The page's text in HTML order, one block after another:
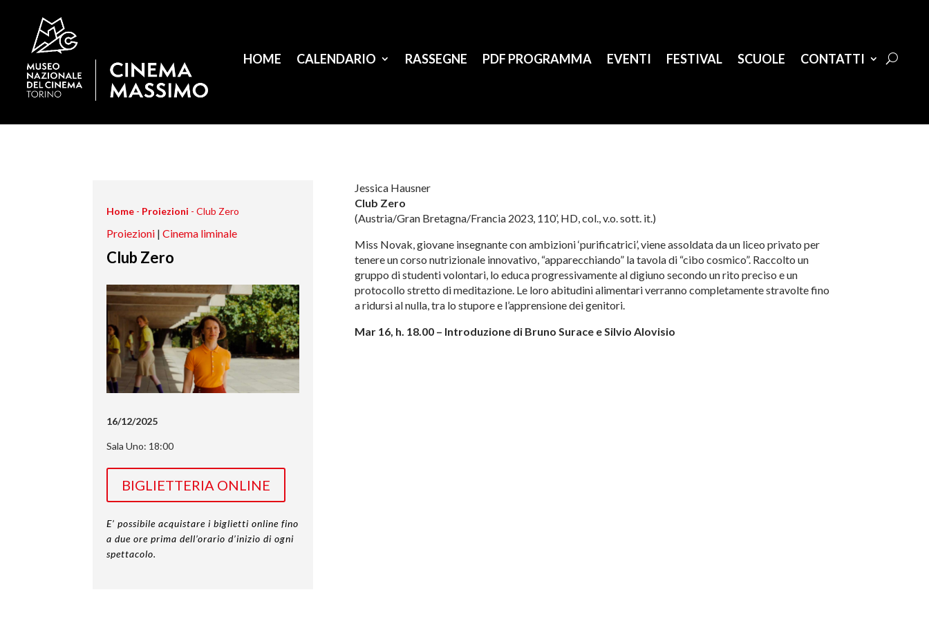
HOME CALENDARIO RASSEGNE PDF PROGRAMMA EVENTI FESTIVAL SCUOLE CONTATTI
Home - Proiezioni -Club Zero
Proiezioni |Cinema liminale
Club Zero
16/12/2025
Sala Uno: 18:00
BIGLIETTERIA ONLINE
E’ possibile acquistare i biglietti online fino
a due ore prima dell’orario d’inizio di ogni
spettacolo.
Jessica Hausner
Club Zero
(Austria/Gran Bretagna/Francia 2023, 110’, HD, col., v.o. sott. it.)
Miss Novak, giovane insegnante con ambizioni ‘purificatrici’, viene assoldata da un liceo privato per
tenere un corso nutrizionale innovativo, “apparecchiando” la tavola di “cibo cosmico”. Raccolto un
gruppo di studenti volontari, lo educa progressivamente al digiuno secondo un rito preciso e un
protocollo stretto di meditazione. Le loro abitudini alimentari verranno completamente stravolte fino
a ridursi al nulla, tra lo stupore e l’apprensione dei genitori.
Mar 16, h. 18.00 – Introduzione di Bruno Surace e Silvio Alovisio